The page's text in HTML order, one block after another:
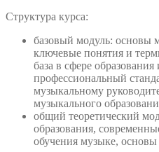
Структура курса:
базовый модуль: основы
ключевые понятия и
база в сфере образования
профессиональный
музыкальному
музыкального
общий теоретический
образования,
обучения музыке,